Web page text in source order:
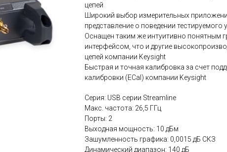
цепей
Широкий выбор измерительных
представление о поведении тестируемого
Оснащен таким же интуитивно понятным
интерфейсом, что и другие
цепей компании Keysight
Быстрая и точная калибровка за счет
калибровки (ECal) компании Keysight
Серия: USB серии Streamline
Макс. частота: 26,5 ГГц
Порты: 2
Выходная мощность: 10 дБм
Зашумленность графика: 0,0015 дБ СКЗ
Динамический диапазон: 140 дБ